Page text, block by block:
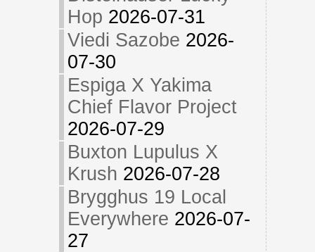
Hop 2026-07-31
Viedi Sazobe 2026-
07-30
Espiga X Yakima
Chief Flavor Project
2026-07-29
Buxton Lupulus X
Krush 2026-07-28
Brygghus 19 Local
Everywhere 2026-07-
27